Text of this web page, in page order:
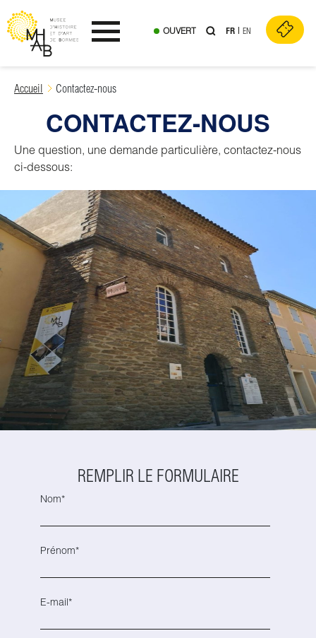
Skip
Ouvrir le menu
OUVERT FR EN
Accueil Contactez-nous
CONTACTEZ-NOUS
Une question, une demande particulière, contactez-nous
ci-dessous:
REMPLIR LE FORMULAIRE
Nom*
Prénom*
E-mail*